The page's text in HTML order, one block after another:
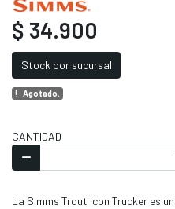
$ 34.900
Stock por sucursal
Agotado.
CANTIDAD
La Simms Trout Icon Trucker es